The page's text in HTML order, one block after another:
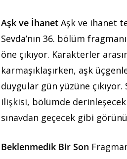
Aşk ve İhanet Aşk ve ihanet
Sevda’nın 36. bölüm
öne çıkıyor. Karakterler
karmaşıklaşırken, aşk
duygular gün yüzüne çıkıyor.
ilişkisi, bölümde
sınavdan geçecek gibi
Beklenmedik Bir Son